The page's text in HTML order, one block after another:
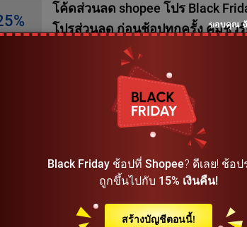
โค้ดส่วนลด shopee โปร Black
โปรส่วนลด ก่อนช้อปทุกครั้ง คุ้มชัวร์
ส่วนลดจากร้าน
คูปอง รหัสโปรโมชัน และข้อเสนอพิเศษจ
ไ
Friday จัดเมื่อไหร่ มีส่วนลดและดีลอะไรดี
ขอบคุณ ฉั
Black Fridayช้อปที่ Shopee? ดีเลย! ช้อ
ถูกขึ้นไปกับ 15% เงินคืน!
สร้างบัญชีตอนนี้!